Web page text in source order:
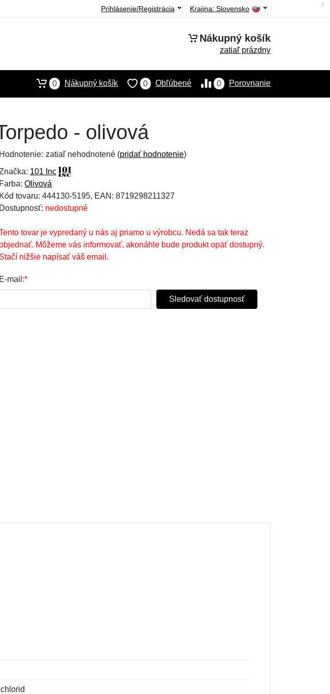
Krajina: Slovensko
Prihlásenie/Registrácia
Nákupný košík
zatiaľ prázdny
0 Porovnanie
0 Obľúbené
0 Nákupný košík
- olivová
Hodnotenie: zatiaľ nehodnotené (pridať hodnotenie)
101 Inc
Farba: Olivová
Kód tovaru: 444130-5195, EAN: 8719298211327
Dostupnosť: nedostupné
tovar je vypredaný u nás aj priamo u výrobcu. Nedá sa tak teraz
Môžeme vás informovať, akonáhle bude produkt opäť dostupný.
Stačí nižšie napísať váš email.
E-mail:*
Sledovať dostupnosť